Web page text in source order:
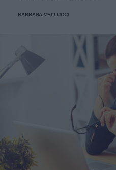
BARBARA VELLUCCI